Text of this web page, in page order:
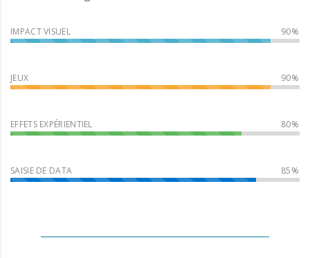
IMPACT VISUEL
JEUX
EFFETS EXPÉRIENTIEL
SAISIE DE DATA